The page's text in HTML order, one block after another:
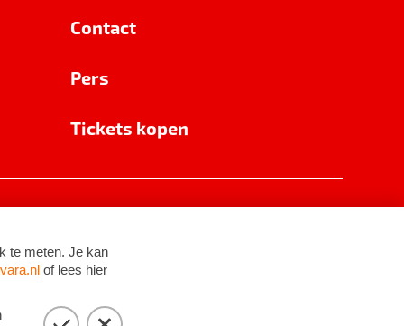
Contact
Pers
Tickets kopen